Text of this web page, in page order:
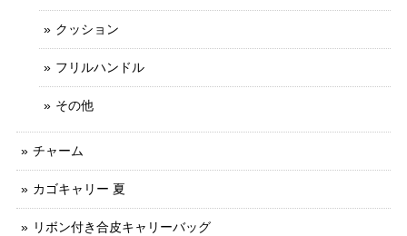
クッション
フリルハンドル
その他
チャーム
カゴキャリー 夏
リボン付き合皮キャリーバッグ